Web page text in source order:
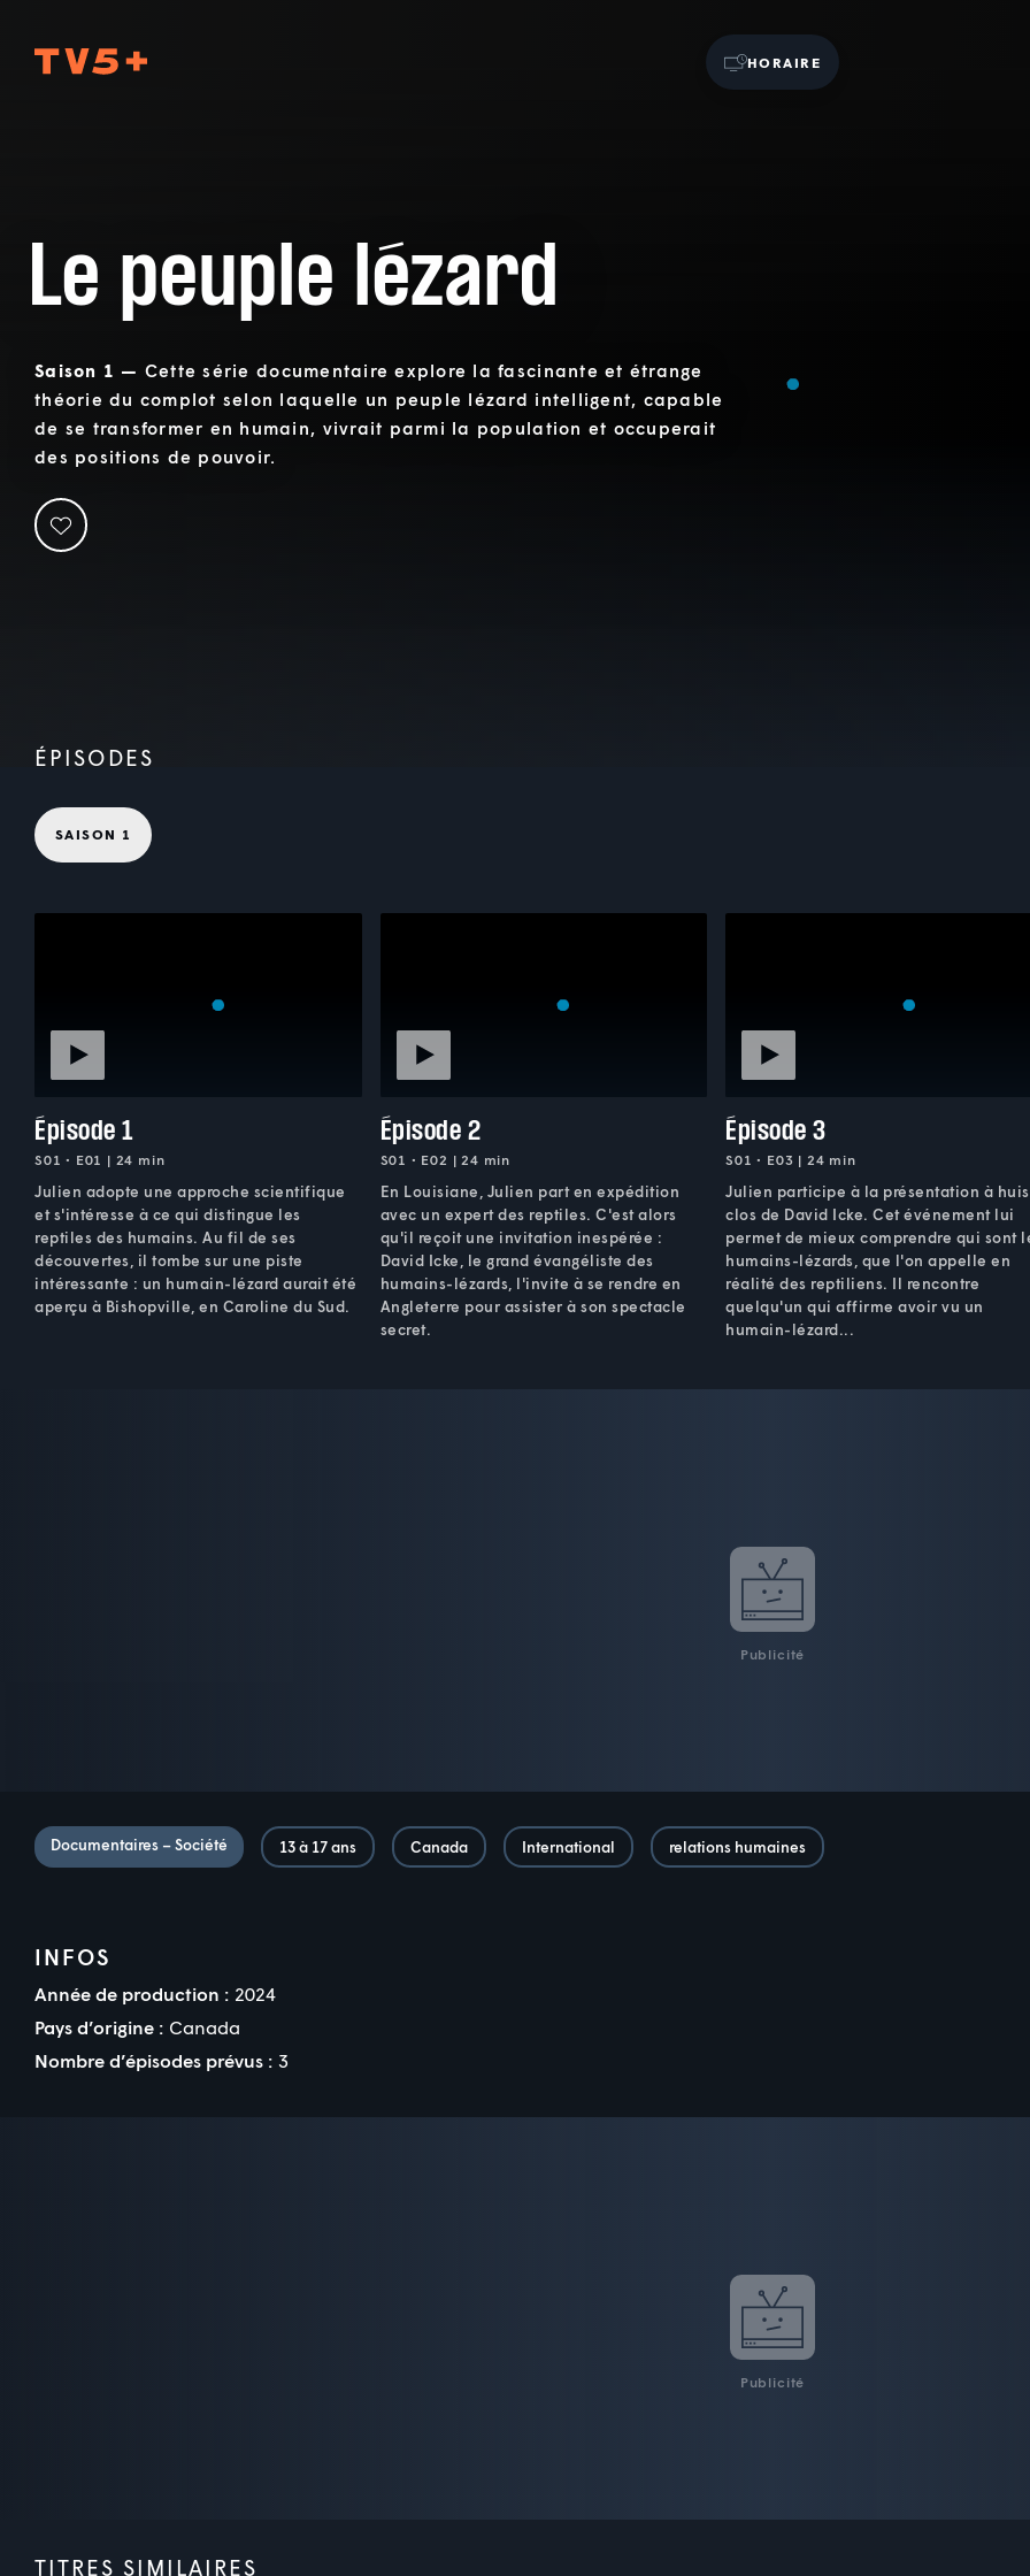
HORAIRE
Le peuple lézard
Saison 1 — Cette série documentaire explore la fascinante et étrange
théorie du complot selon laquelle un peuple lézard intelligent, capable
de se transformer en humain, vivrait parmi la population et occuperait
des positions de pouvoir.
ÉPISODES
SAISON 1
Épisode 1
S01 • E01 | 24 min
Julien adopte une approche scientifique
et s'intéresse à ce qui distingue les
reptiles des humains. Au fil de ses
découvertes, il tombe sur une piste
intéressante : un humain-lézard aurait été
aperçu à Bishopville, en Caroline du Sud.
Épisode 2
S01 • E02 | 24 min
En Louisiane, Julien part en expédition
avec un expert des reptiles. C'est alors
qu'il reçoit une invitation inespérée :
David Icke, le grand évangéliste des
humains-lézards, l'invite à se rendre en
Angleterre pour assister à son spectacle
secret.
Épisode 3
S01 • E03 | 24 min
Julien participe à la présentation à huis
clos de David Icke. Cet événement lui
permet de mieux comprendre qui sont
humains-lézards, que l'on appelle en
réalité des reptiliens. Il rencontre
quelqu'un qui affirme avoir vu un
humain-lézard...
Publicité
Documentaires – Société 13 à 17 ans Canada International relations humaines
INFOS
Année de production : 2024
Pays d’origine : Canada
Nombre d’épisodes prévus : 3
Publicité
TITRES SIMILAIRES